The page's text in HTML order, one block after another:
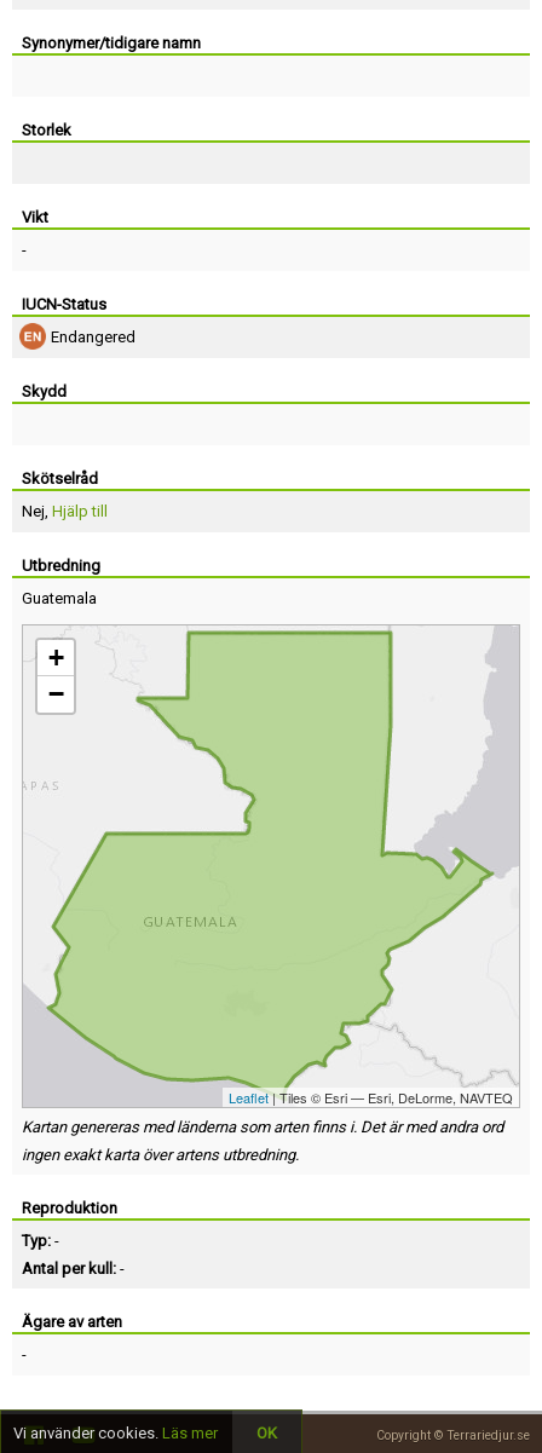
Synonymer/tidigare namn
Storlek
Vikt
-
IUCN-Status
Endangered
Skydd
Skötselråd
Nej, Hjälp till
Utbredning
Guatemala
+
−
Leaflet| Tiles © Esri — Esri, DeLorme, NAVTEQ
Kartan genereras med länderna som arten finns i. Det är med andra ord
ingen exakt karta över artens utbredning.
Reproduktion
Typ: -
Antal per kull: -
Ägare av arten
-
Copyright © Terrariedjur.se
Vi använder cookies. Läs mer OK